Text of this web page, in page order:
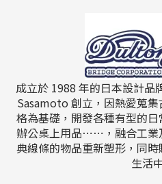
成立於 1988 年的日本設計
Sasamoto 創立，因熱愛蒐
格為基礎，開發各種有型的
辦公桌上用品⋯⋯，融合工業
典線條的物品重新塑形，同
生活